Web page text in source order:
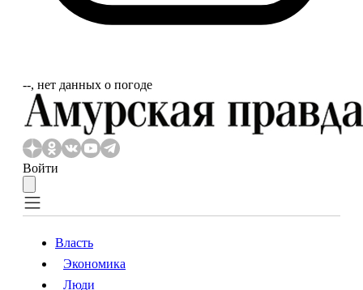
‐‐, нет данных о погоде
Войти
Власть
Власть
Экономика
Люди